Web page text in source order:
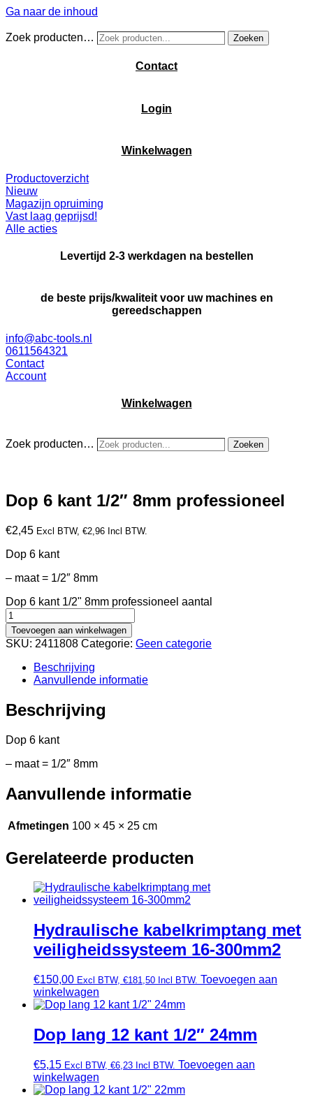
Ga naar de inhoud
Zoek producten… Zoeken
Contact
Login
Winkelwagen
Productoverzicht
Nieuw
Magazijn opruiming
Vast laag geprijsd!
Alle acties
Levertijd 2-3 werkdagen na bestellen
de beste prijs/kwaliteit voor uw machines en
gereedschappen
info@abc-tools.nl
0611564321
Contact
Account
Winkelwagen
Zoek producten… Zoeken
Dop 6 kant 1/2″ 8mm professioneel
€2,45 Excl BTW, €2,96 Incl BTW.
Dop 6 kant
– maat = 1/2″ 8mm
Dop 6 kant 1/2" 8mm professioneel aantal
Toevoegen aan winkelwagen
SKU: 2411808 Categorie: Geen categorie
Beschrijving
Aanvullende informatie
Beschrijving
Dop 6 kant
– maat = 1/2″ 8mm
Aanvullende informatie
Afmetingen 100 × 45 × 25 cm
Gerelateerde producten
Hydraulische kabelkrimptang met
veiligheidssysteem 16-300mm2
€150,00 Excl BTW, €181,50 Incl BTW. Toevoegen aan
winkelwagen
Dop lang 12 kant 1/2″ 24mm
€5,15 Excl BTW, €6,23 Incl BTW. Toevoegen aan
winkelwagen